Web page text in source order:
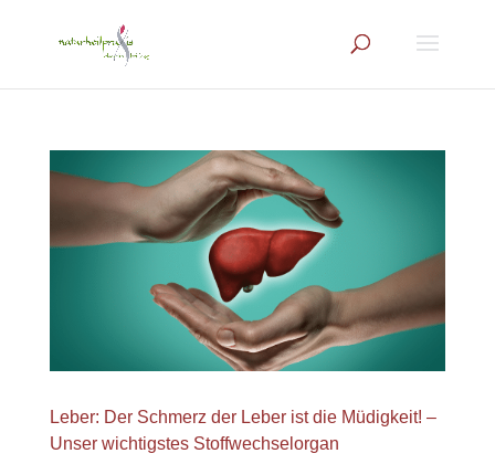
Leber: Der Schmerz der Leber ist die Müdigkeit! –
Unser wichtigstes Stoffwechselorgan